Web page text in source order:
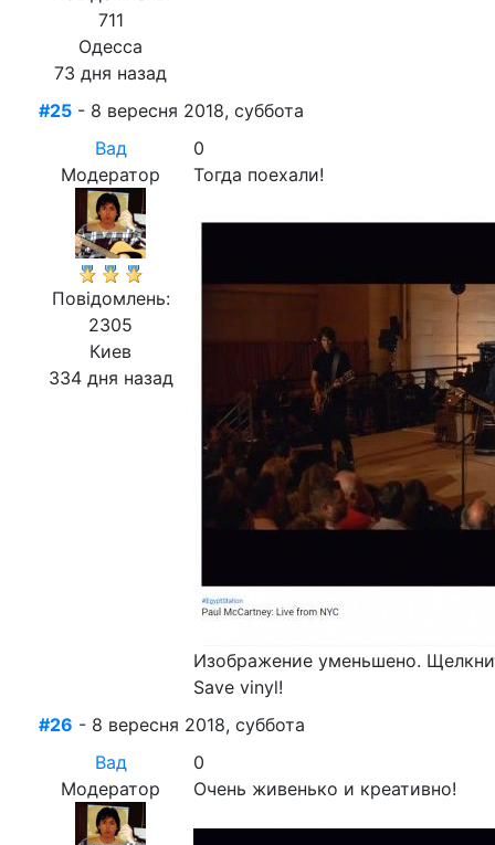
711
Одесса
73 дня назад
#25 - 8 вересня 2018, суббота
Вад
Модератор
Повідомлень:
2305
Киев
334 дня назад
0
Тогда поехали!
Изображение уменьшено.
Save vinyl!
#26 - 8 вересня 2018, суббота
Вад
Модератор
0
Очень живенько и креативно!